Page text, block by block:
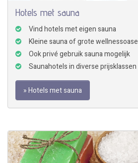
Hotels met sauna
Vind hotels met eigen sauna
Kleine sauna of grote wellnessoase
Ook privé gebruik sauna mogelijk
Saunahotels in diverse prijsklassen
» Hotels met sauna